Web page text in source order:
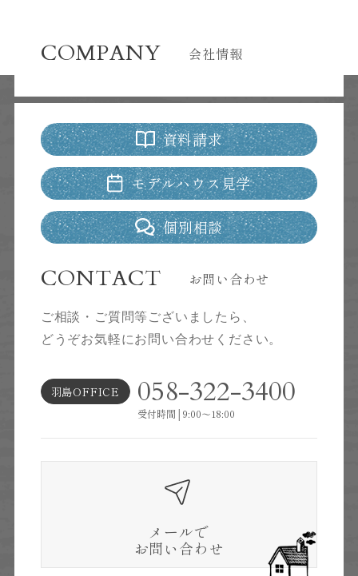
COMPANY 会社情報
資料請求
モデルハウス見学
個別相談
CONTACT お問い合わせ
ご相談・ご質問等ございましたら、
どうぞお気軽にお問い合わせください。
羽島OFFICE 058-322-3400
受付時間│9:00～18:00
メールで
お問い合わせ